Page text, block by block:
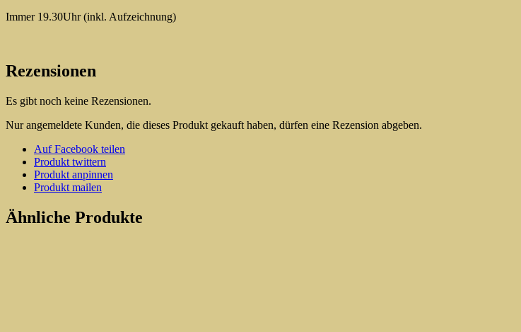
Immer 19.30Uhr (inkl. Aufzeichnung)
Rezensionen
Es gibt noch keine Rezensionen.
Nur angemeldete Kunden, die dieses Produkt gekauft haben, dürfen eine Rezension abgeben.
Auf Facebook teilen
Produkt twittern
Produkt anpinnen
Produkt mailen
Ähnliche Produkte